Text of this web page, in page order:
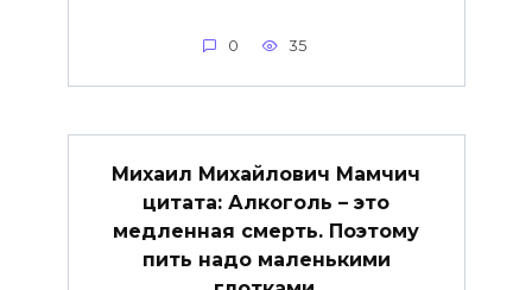
0 35
Михаил Михайлович Мамчич
цитата: Алкоголь – это
медленная смерть. Поэтому
пить надо маленькими